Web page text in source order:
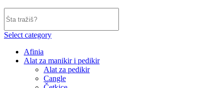
Select category
Afinia
Alat za manikir i pedikir
Alat za pedikir
Cangle